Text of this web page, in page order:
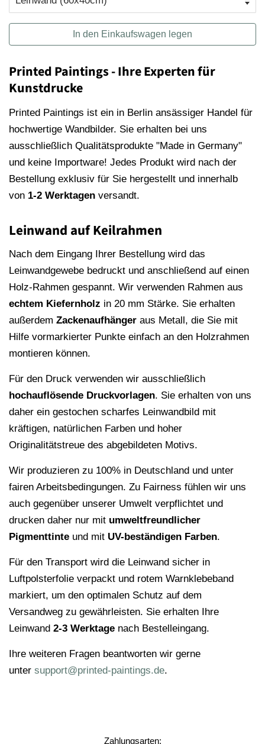
In den Einkaufswagen legen
Printed Paintings - Ihre Experten für
Kunstdrucke
Printed Paintings ist ein in Berlin ansässiger Handel für
hochwertige Wandbilder. Sie erhalten bei uns
ausschließlich Qualitätsprodukte "Made in Germany"
und keine Importware! Jedes Produkt wird nach der
Bestellung exklusiv für Sie hergestellt und innerhalb
von 1-2 Werktagen versandt.
Leinwand auf Keilrahmen
Nach dem Eingang Ihrer Bestellung wird das
Leinwandgewebe bedruckt und anschließend auf einen
Holz-Rahmen gespannt. Wir verwenden Rahmen aus
echtem Kiefernholz in 20 mm Stärke. Sie erhalten
außerdem Zackenaufhänger aus Metall, die Sie mit
Hilfe vormarkierter Punkte einfach an den Holzrahmen
montieren können.
Für den Druck verwenden wir ausschließlich
hochauflösende Druckvorlagen. Sie erhalten von uns
daher ein gestochen scharfes Leinwandbild mit
kräftigen, natürlichen Farben und hoher
Originalitätstreue des abgebildeten Motivs.
Wir produzieren zu 100% in Deutschland und unter
fairen Arbeitsbedingungen. Zu Fairness fühlen wir uns
auch gegenüber unserer Umwelt verpflichtet und
drucken daher nur mit umweltfreundlicher
Pigmenttinte und mit UV-beständigen Farben.
Für den Transport wird die Leinwand sicher in
Luftpolsterfolie verpackt und rotem Warnklebeband
markiert, um den optimalen Schutz auf dem
Versandweg zu gewährleisten. Sie erhalten Ihre
Leinwand 2-3 Werktage nach Bestelleingang.
Ihre weiteren Fragen beantworten wir gerne
unter support@printed-paintings.de.
Zahlungsarten: